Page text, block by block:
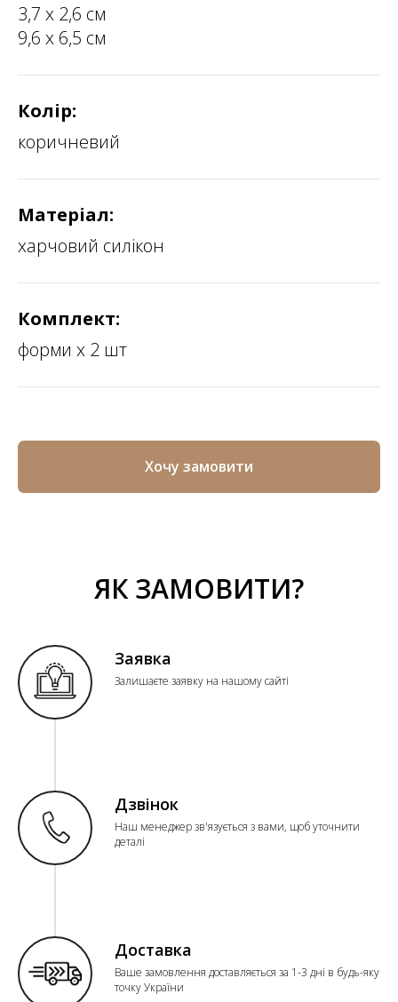
3,7 х 2,6 см
9,6 х 6,5 см
Колір:
коричневий
Матеріал:
харчовий силікон
Комплект:
форми х 2 шт
Хочу замовити
ЯК ЗАМОВИТИ?
Заявка
Залишаєте заявку на нашому сайті
Дзвінок
Наш менеджер зв'язується з вами, щоб уточнити
деталі
Доставка
Ваше замовлення доставляється за 1-3 дні в будь-яку
точку України